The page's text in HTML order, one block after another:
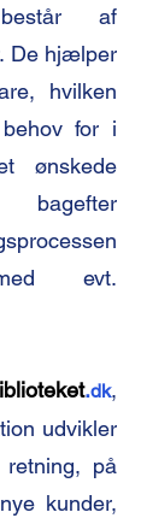
består af
De hjælper
hvilken
for i
ønskede
evt.
.dk,
udvikler
på
kunder,